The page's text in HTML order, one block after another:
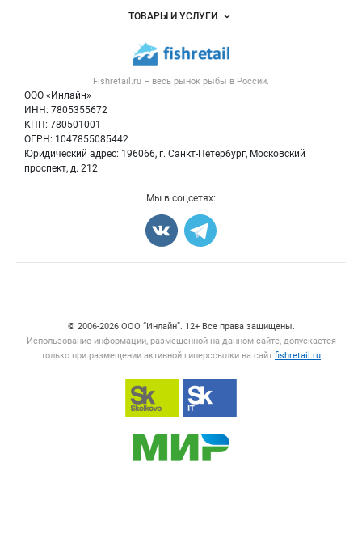
Fishretail.ru – весь рынок рыбы в России.
ООО «Инлайн»
ИНН: 7805355672
КПП: 780501001
ОГРН: 1047855085442
Юридический адрес: 196066, г. Санкт-Петербург, Московский
проспект, д. 212
Размещение рекламы
Публичная оферта
Контактная информация
Политика обработки персональных данных
Объявления
Новости рынка
Блог
ТОВАРЫ И УСЛУГИ
Рыба
Икра
Мы в соцсетях:
© 2006‑2026 ООО “Инлайн”. 12+ Все права защищены.
Использование информации, размещенной на данном сайте, допускается
только при размещении активной гиперссылки на сайт fishretail.ru